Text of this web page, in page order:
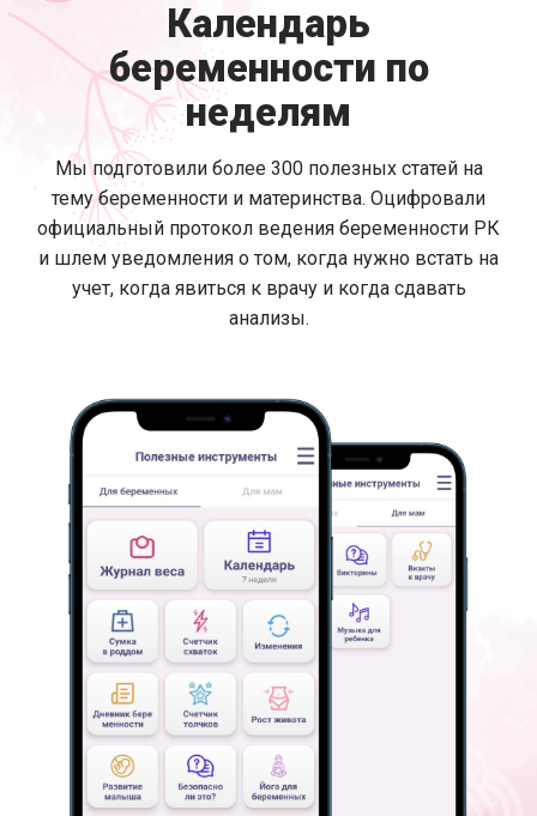
Календарь
беременности по
неделям
Мы подготовили более 300 полезных статей на
тему беременности и материнства. Оцифровали
официальный протокол ведения беременности РК
и шлем уведомления о том, когда нужно встать на
учет, когда явиться к врачу и когда сдавать
анализы.